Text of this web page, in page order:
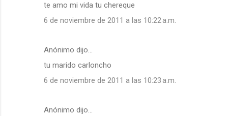
te amo mi vida tu chereque
6 de noviembre de 2011 a las 10:22 a.m.
Anónimo dijo…
tu marido carloncho
6 de noviembre de 2011 a las 10:23 a.m.
Anónimo dijo…